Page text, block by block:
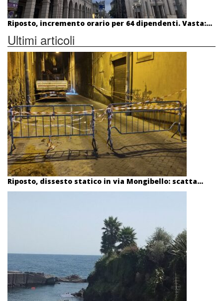
Riposto, incremento orario per 64 dipendenti. Vasta:...
Ultimi articoli
Riposto, dissesto statico in via Mongibello: scatta...